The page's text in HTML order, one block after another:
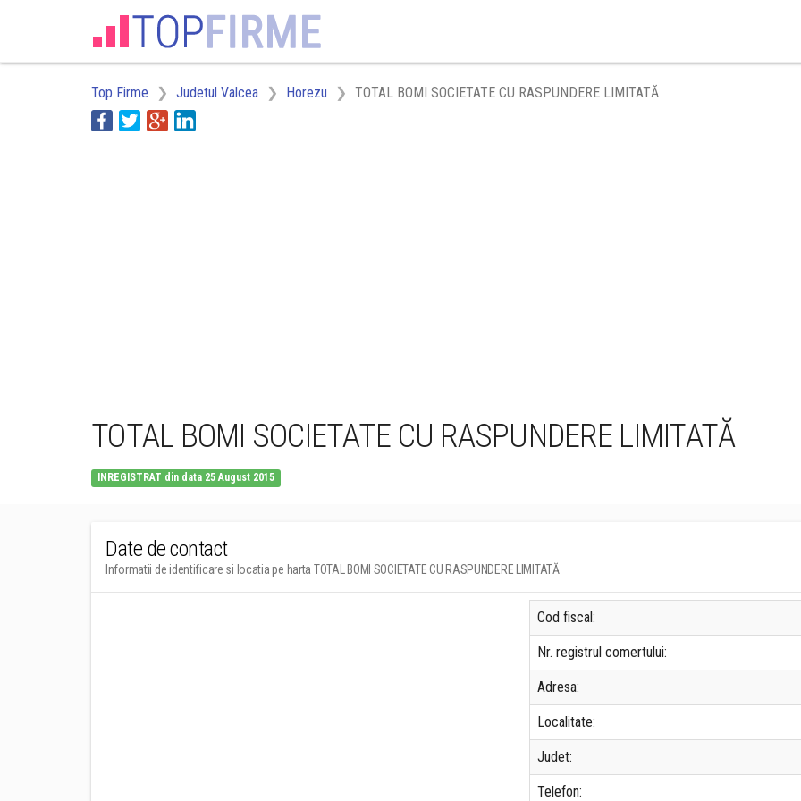
Top Firme Judetul Valcea Horezu TOTAL BOMI SOCIETATE CU RASPUNDERE LIMITATĂ
TOTAL BOMI SOCIETATE CU RASPUNDERE LIMITATĂ
INREGISTRAT din data 25 August 2015
Date de contact
Informatii de identificare si locatia pe harta TOTAL BOMI SOCIETATE CU RASPUNDERE LIMITATĂ
Cod fiscal:
Nr. registrul comertului:
Adresa:
Localitate:
Judet:
Telefon: